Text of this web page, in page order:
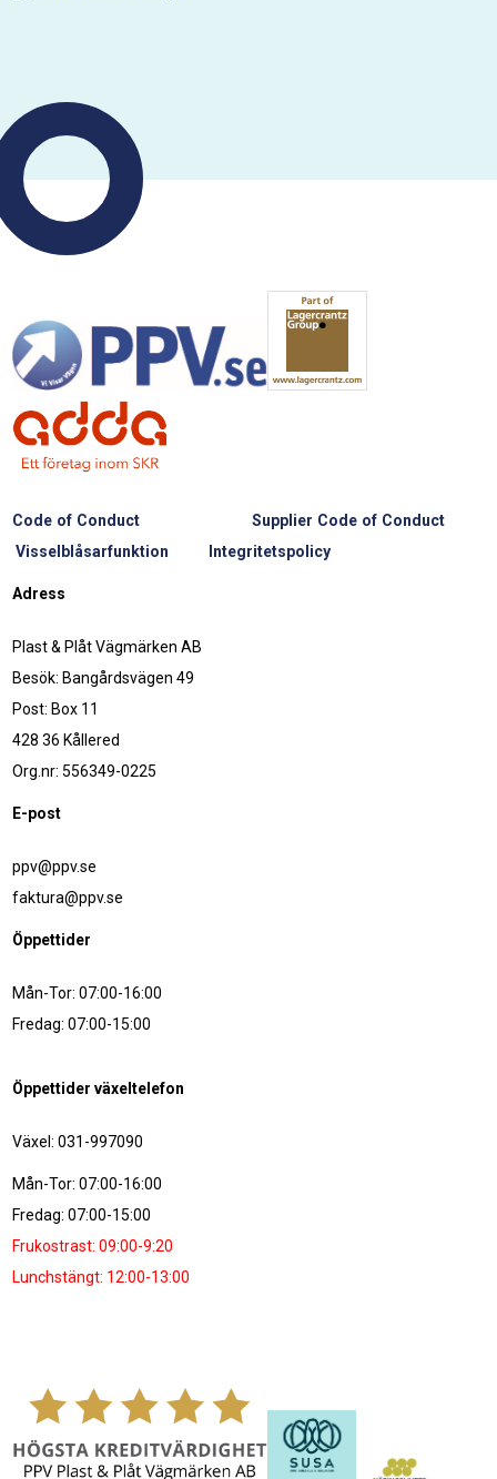
Code of Conduct
Supplier Code of Conduct
Visselblåsarfunktion
Integritetspolicy
Adress
Plast & Plåt Vägmärken AB
Besök: Bangårdsvägen 49
Post: Box 11
428 36 Kållered
Org.nr: 556349-0225
E-post
ppv@ppv.se
faktura@ppv.se
Öppettider
Mån-Tor: 07:00-16:00
Fredag: 07:00-15:00
Öppettider växeltelefon
Växel: 031-997090
Mån-Tor: 07:00-16:00
Fredag: 07:00-15:00
Frukostrast: 09:00-9:20
Lunchstängt: 12:00-13:00